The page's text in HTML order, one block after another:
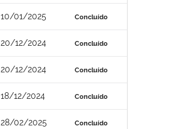
10/01/2025 Concluído
20/12/2024 Concluído
20/12/2024 Concluído
18/12/2024 Concluído
28/02/2025 Concluído